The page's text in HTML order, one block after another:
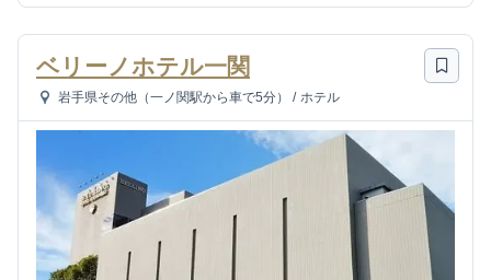
ベリーノホテル一関
岩手県その他（一ノ関駅から車で5分） / ホテル